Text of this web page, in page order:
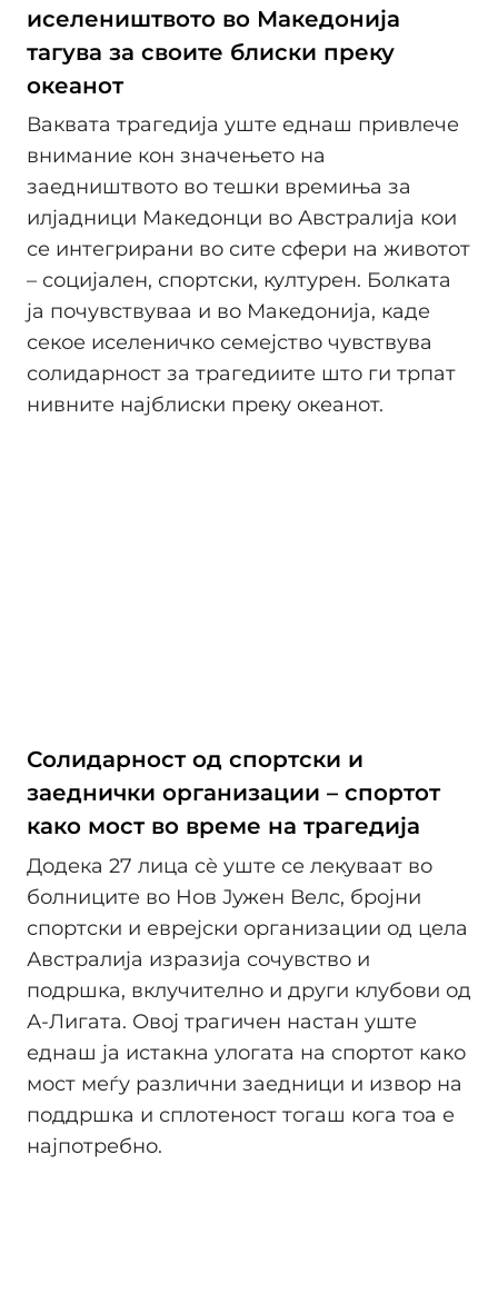
иселеништвото во Македонија
тагува за своите блиски преку
океанот
Ваквата трагедија уште еднаш привлече
внимание кон значењето на
заедништвото во тешки времиња за
илјадници Македонци во Австралија кои
се интегрирани во сите сфери на животот
– социјален, спортски, културен. Болката
ја почувствуваа и во Македонија, каде
секое иселеничко семејство чувствува
солидарност за трагедиите што ги трпат
нивните најблиски преку океанот.
Солидарност од спортски и
заеднички организации – спортот
како мост во време на трагедија
Додека 27 лица сè уште се лекуваат во
болниците во Нов Јужен Велс, бројни
спортски и еврејски организации од цела
Австралија изразија сочувство и
подршка, вклучително и други клубови од
А-Лигата. Овој трагичен настан уште
еднаш ја истакна улогата на спортот како
мост меѓу различни заедници и извор на
поддршка и сплотеност тогаш кога тоа е
најпотребно.